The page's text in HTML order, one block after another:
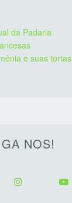
da Padaria
e suas tortas
NOS!